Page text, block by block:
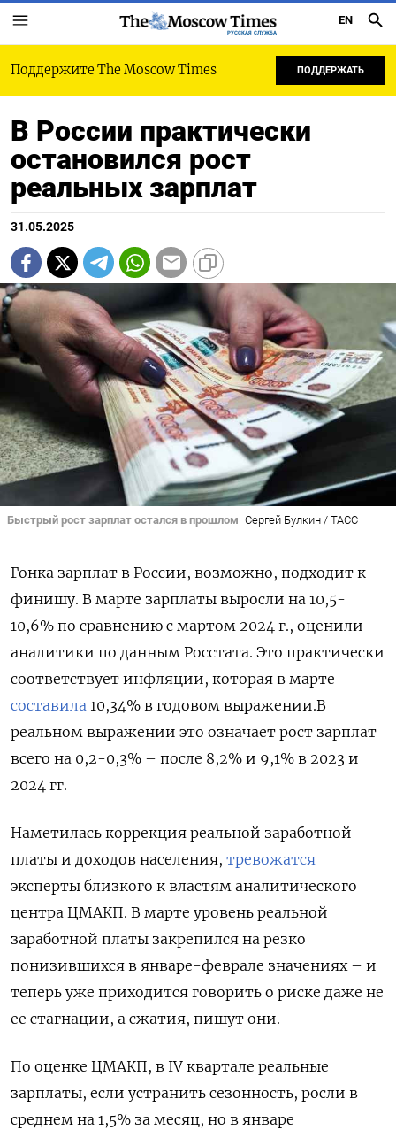
РУССКАЯ СЛУЖБА
EN
Поддержите The Moscow Times ПОДДЕРЖАТЬ
В России практически
остановился рост
реальных зарплат
31.05.2025
Быстрый рост зарплат остался в прошлом Сергей Булкин / ТАСС
Гонка зарплат в России, возможно, подходит к
финишу. В марте зарплаты выросли на 10,5-
10,6% по сравнению с мартом 2024 г., оценили
аналитики по данным Росстата. Это практически
соответствует инфляции, которая в марте
составила 10,34% в годовом выражении.В
реальном выражении это означает рост зарплат
всего на 0,2-0,3% – после 8,2% и 9,1% в 2023 и
2024 гг.
Наметилась коррекция реальной заработной
платы и доходов населения, тревожатся
эксперты близкого к властям аналитического
центра ЦМАКП. В марте уровень реальной
заработной платы закрепился на резко
понизившихся в январе-феврале значениях – и
теперь уже приходится говорить о риске даже не
ее стагнации, а сжатия, пишут они.
По оценке ЦМАКП, в IV квартале реальные
зарплаты, если устранить сезонность, росли в
среднем на 1,5% за месяц, но в январе